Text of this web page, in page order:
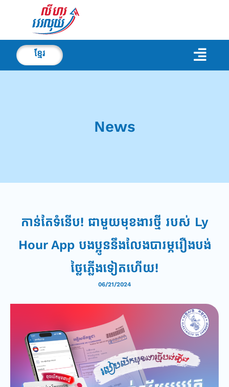
ខ្មែរ
News
កាន់តែទំនើប! ជាមួយមុខងារថ្មី របស់ Ly
Hour App បងប្អូននឹងលែងបារម្ភរឿងបង់
ថ្លៃភ្លើងទៀតហើយ!
06/21/2024